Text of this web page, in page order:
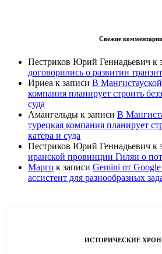
Свежие комментарии
Пестриков Юрий Геннадьевич к
договорились о развитии
Ириеа к записи В
компания планирует строить
суда
Амангельды к записи В
турецкая компания планирует
катера и суда
Пестриков Юрий Геннадьевич к
иранской провинции Гилян о
Марго к записи Gemini от
ассистент для разнообразных
ИСТОРИЧЕСКИЕ